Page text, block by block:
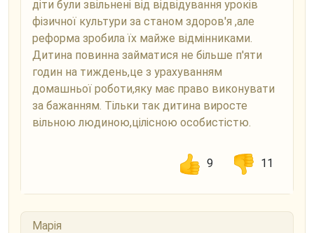
діти були звільнені від відвідування уроків
фізичної культури за станом здоров'я ,але
реформа зробила їх майже відмінниками.
Дитина повинна займатися не більше п'яти
годин на тиждень,це з урахуванням
домашньої роботи,яку має право виконувати
за бажанням. Тільки так дитина виросте
вільною людиною,цілісною особистістю.
9 11
Марія